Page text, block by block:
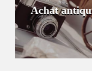
Achat